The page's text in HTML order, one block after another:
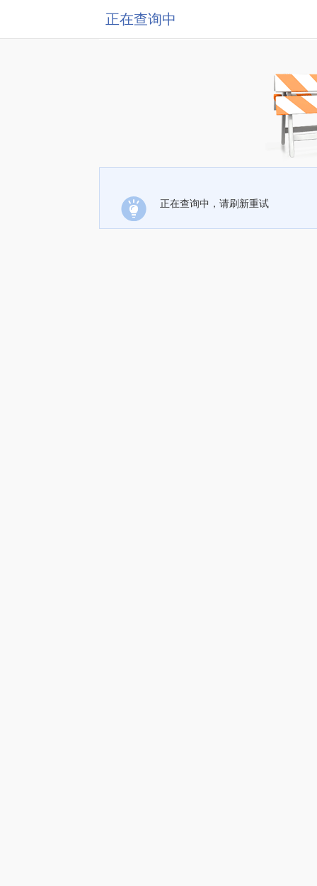
正在查询中
正在查询中，请刷新重试